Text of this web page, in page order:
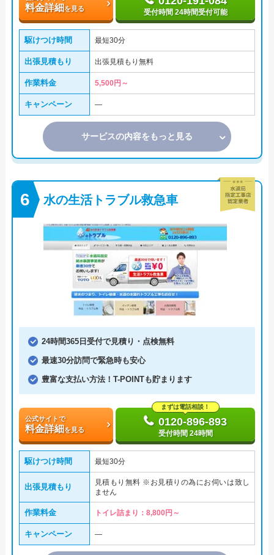
料金詳細を見る 受付時間 24時間受付可能
駆けつけ時間 最短30分
出張見積もり 出張見積もり無料
作業料金 5,500円～
キャンペーン ―
サービスの内容をもっと見る
水の生活トラブル救急車
24時間365日受付で見積り・点検無料
最速30分訪問で緊急時も安心
豊富な支払い方法！T-POINTも貯まります
公式サイトで
料金詳細を見る
まずは電話相談！
0120-896-893
受付時間 24時間
駆けつけ時間 最短30分
出張見積もり
見積もり無料 ※お見積りの為にお伺いは致し
ません
作業料金 トイレ詰まり：8,800円～
キャンペーン ―